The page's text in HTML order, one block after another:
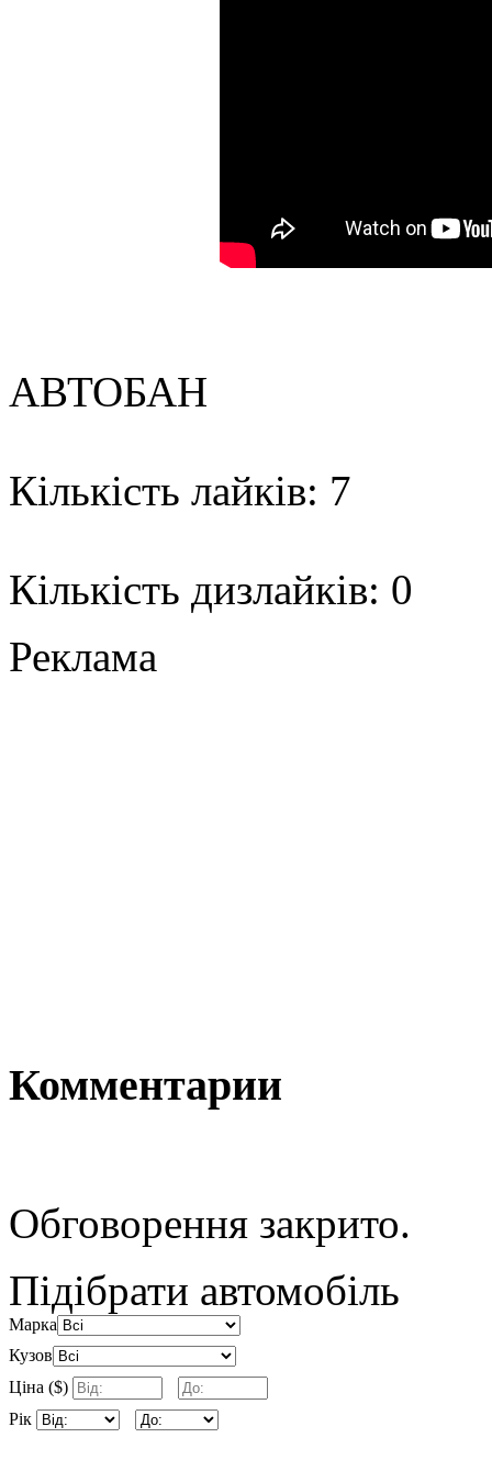
АВТОБАН
Кількість лайків: 7
Кількість дизлайків: 0
Реклама
Комментарии
Обговорення закрито.
Підібрати автомобіль
Марка
Кузов
Ціна ($)
Рік